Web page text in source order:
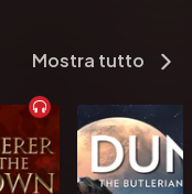
Mostra tutto